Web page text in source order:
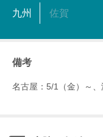
九州 佐賀
備考
名古屋：5/1（金）～